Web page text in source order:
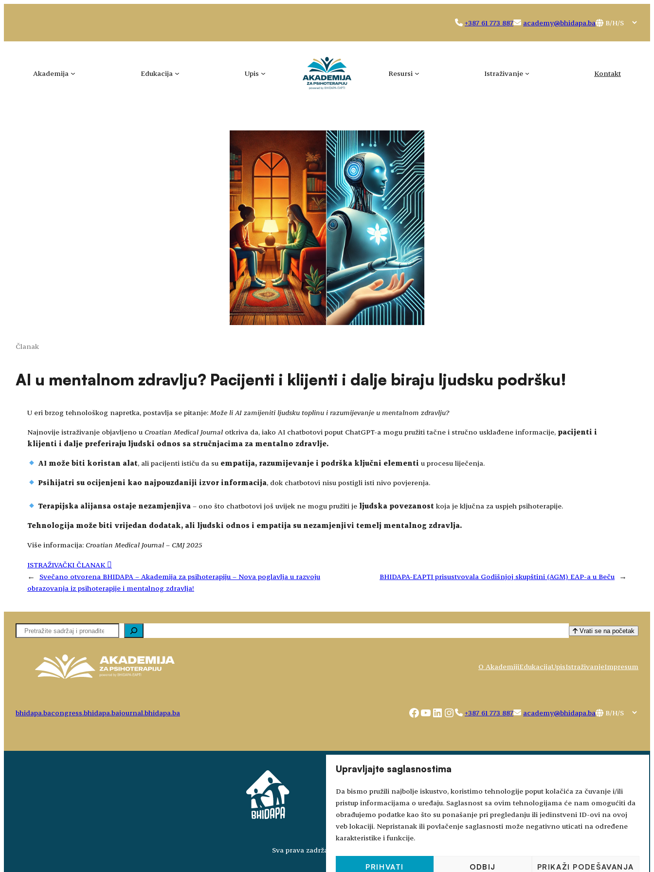
Upravljajte saglasnostima
Da bismo pružili najbolje iskustvo, koristimo tehnologije poput kolačića za čuvanje i/ili
pristup informacijama o uređaju. Saglasnost sa ovim tehnologijama će nam omogućiti da
obrađujemo podatke kao što su ponašanje pri pregledanju ili jedinstveni ID-ovi na ovoj
veb lokaciji. Nepristanak ili povlačenje saglasnosti može negativno uticati na određene
karakteristike i funkcije.
PRIHVATI ODBIJ PRIKAŽI PODEŠAVANJA
+387 61 773 887 academy@bhidapa.ba
Choose
Akademija Edukacija Upis Resursi Istraživanje Kontakt
Članak
AI u mentalnom zdravlju? Pacijenti i klijenti i dalje biraju ljudsku podršku!
U eri brzog tehnološkog napretka, postavlja se pitanje:Može li AI zamijeniti ljudsku toplinu i razumijevanje u mentalnom zdravlju?
Najnovije istraživanje objavljeno u Croatian Medical Journal otkriva da, iako AI chatbotovi poput ChatGPT-a mogu pružiti tačne i stručno usklađene informacije, pacijenti i
klijenti i dalje preferiraju ljudski odnos sa stručnjacima za mentalno zdravlje.
AI može biti koristan alat, ali pacijenti ističu da su empatija, razumijevanje i podrška ključni elementi u procesu liječenja.
Psihijatri su ocijenjeni kao najpouzdaniji izvor informacija, dok chatbotovi nisu postigli isti nivo povjerenja.
Terapijska alijansa ostaje nezamjenjiva – ono što chatbotovi još uvijek ne mogu pružiti je ljudska povezanost koja je ključna za uspjeh psihoterapije.
Tehnologija može biti vrijedan dodatak, ali ljudski odnos i empatija su nezamjenjivi temelj mentalnog zdravlja.
Više informacija: Croatian Medical Journal – CMJ 2025
ISTRAŽIVAČKI ČLANAK
←
Svečano otvorena BHIDAPA – Akademija za psihoterapiju – Nova poglavlja u razvoju
obrazovanja iz psihoterapije i mentalnog zdravlja!
BHIDAPA-EAPTI prisustvovala Godišnjoj skupštini (AGM) EAP-a u Beču →
Pretaga Vrati se na početak
O AkademijiEdukacijaUpisIstraživanjeImpresum
bhidapa.bacongress.bhidapa.bajournal.bhidapa.ba Facebook
YouTube
LinkedIn
Instagram
+387 61 773 887 academy@bhidapa.ba
Choose
Sva prava zadržana © 2024-2026.